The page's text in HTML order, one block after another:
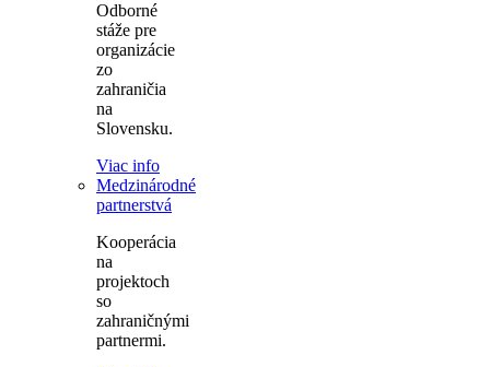
Odborné
stáže pre
organizácie
zo
zahraničia
na
Slovensku.
Viac info
Medzinárodné
partnerstvá
Kooperácia
na
projektoch
so
zahraničnými
partnermi.